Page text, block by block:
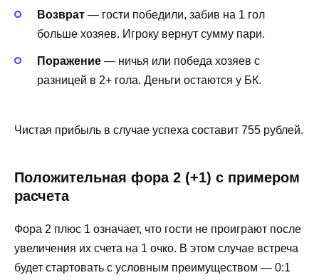
Возврат — гости победили, забив на 1 гол
больше хозяев. Игроку вернут сумму пари.
Поражение — ничья или победа хозяев с
разницей в 2+ гола. Деньги остаются у БК.
Чистая прибыль в случае успеха составит 755 рублей.
Положительная фора 2 (+1) с примером
расчета
Фора 2 плюс 1 означает, что гости не проиграют после
увеличения их счета на 1 очко. В этом случае встреча
будет стартовать с условным преимуществом — 0:1